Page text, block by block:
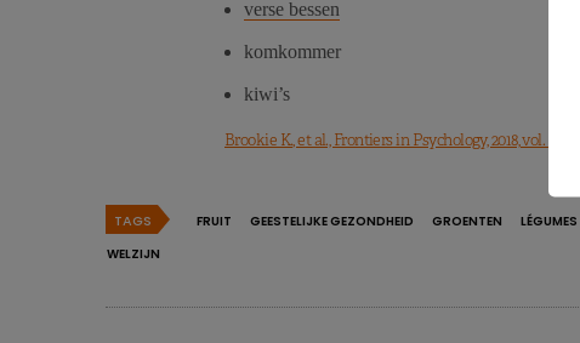
verse bessen
komkommer
kiwi’s
Brookie K., et al., Frontiers in Psychology, 2018, vol. 9, p.
TAGS FRUIT GEESTELIJKE GEZONDHEID GROENTEN LÉGUMES
WELZIJN